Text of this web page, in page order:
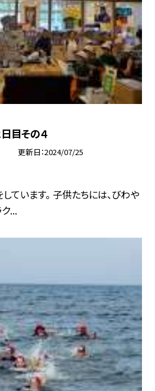
目その４
更新日 2024/07/25
ています。 子供たちには、びわや
...